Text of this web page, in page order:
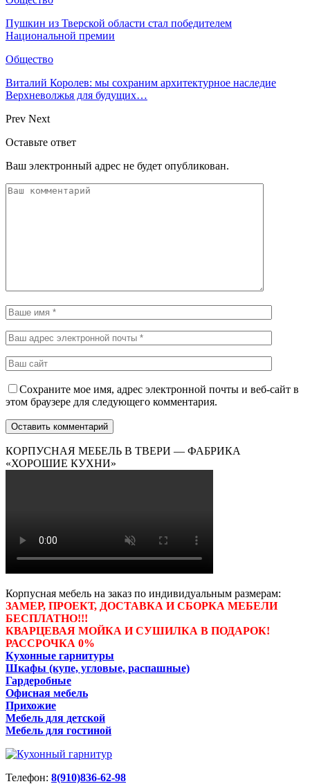
Пушкин из Тверской области стал победителем
Национальной премии
Общество
Виталий Королев: мы сохраним архитектурное наследие
Верхневолжья для будущих…
Prev Next
Оставьте ответ
Ваш электронный адрес не будет опубликован.
Сохраните мое имя, адрес электронной почты и веб-сайт в
этом браузере для следующего комментария.
КОРПУСНАЯ МЕБЕЛЬ В ТВЕРИ — ФАБРИКА
«ХОРОШИЕ КУХНИ»
Корпусная мебель на заказ по индивидуальным размерам:
ЗАМЕР, ПРОЕКТ, ДОСТАВКА И СБОРКА МЕБЕЛИ
БЕСПЛАТНО!!!
КВАРЦЕВАЯ МОЙКА И СУШИЛКА В ПОДАРОК!
РАССРОЧКА 0%
Кухонные гарнитуры
Шкафы (купе, угловые, распашные)
Гардеробные
Офисная мебель
Прихожие
Мебель для детской
Мебель для гостиной
Телефон: 8(910)836-62-98